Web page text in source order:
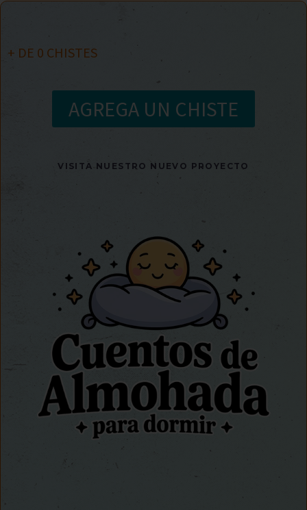
+ DE 0 CHISTES
AGREGA UN CHISTE
VISITA NUESTRO NUEVO PROYECTO